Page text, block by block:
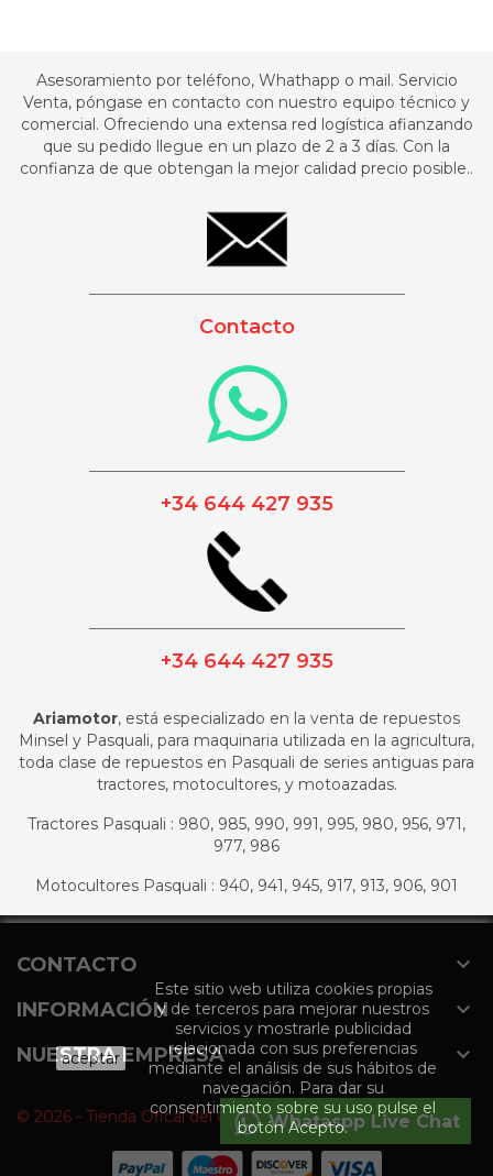
Asesoramiento por teléfono, Whathapp o mail. Servicio
Venta, póngase en contacto con nuestro equipo técnico y
comercial. Ofreciendo una extensa red logística afianzando
que su pedido llegue en un plazo de 2 a 3 días. Con la
confianza de que obtengan la mejor calidad precio posible..
Contacto
+34 644 427 935
+34 644 427 935
Ariamotor, está especializado en la venta de repuestos
Minsel y Pasquali, para maquinaria utilizada en la agricultura,
toda clase de repuestos en Pasquali de series antiguas para
tractores, motocultores, y motoazadas.
Tractores Pasquali : 980, 985, 990, 991, 995, 980, 956, 971,
977, 986
Motocultores Pasquali : 940, 941, 945, 917, 913, 906, 901
CONTACTO 
INFORMACIÓN 
NUESTRA EMPRESA 
Whataspp Live Chat
aceptar
Este sitio web utiliza cookies propias
y de terceros para mejorar nuestros
servicios y mostrarle publicidad
relacionada con sus preferencias
mediante el análisis de sus hábitos de
navegación. Para dar su
consentimiento sobre su uso pulse el
botón Acepto.
© 2026 - Tienda Ofical del Grupo Agromaquinaria